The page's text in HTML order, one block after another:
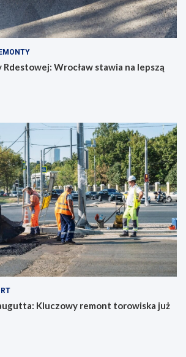
Wrocław stawia na lepszą
Kluczowy remont torowiska już